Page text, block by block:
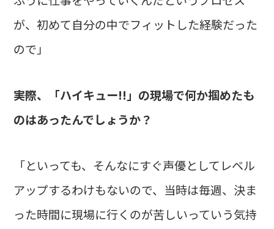
が、初めて自分の中でフィットした経験だった
ので」
――実際、「ハイキュー!!」の現場で何か掴めたも
のはあったんでしょうか？
「といっても、そんなにすぐ声優としてレベル
アップするわけもないので、当時は毎週、決ま
った時間に現場に行くのが苦しいっていう気持